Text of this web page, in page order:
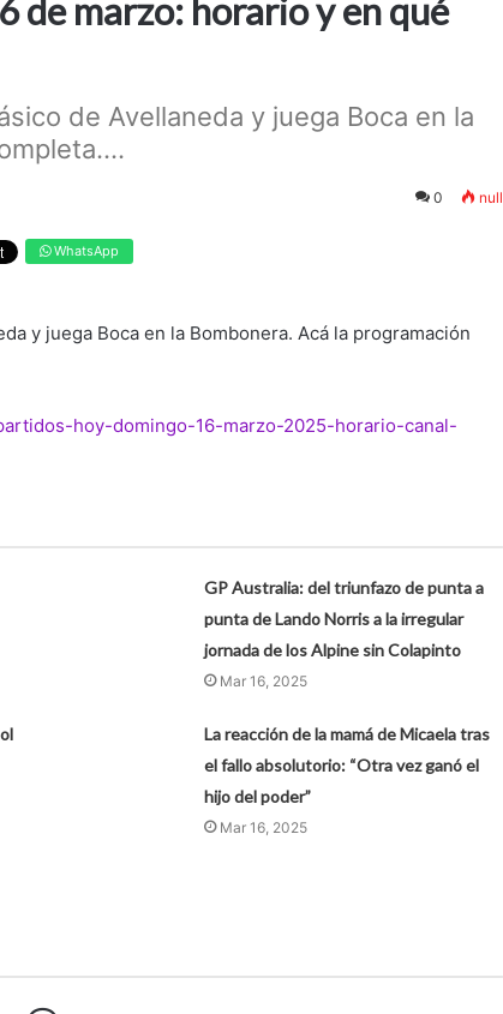
de marzo: horario y en qué
de Avellaneda y juega Boca en la
0 null
WhatsApp
y juega Boca en la Bombonera. Acá la programación
hoy-domingo-16-marzo-2025-horario-canal-
GP Australia: del triunfazo de punta a
punta de Lando Norris a la irregular
jornada de los Alpine sin Colapinto
Mar 16, 2025
La reacción de la mamá de Micaela tras
el fallo absolutorio: “Otra vez ganó el
hijo del poder”
Mar 16, 2025